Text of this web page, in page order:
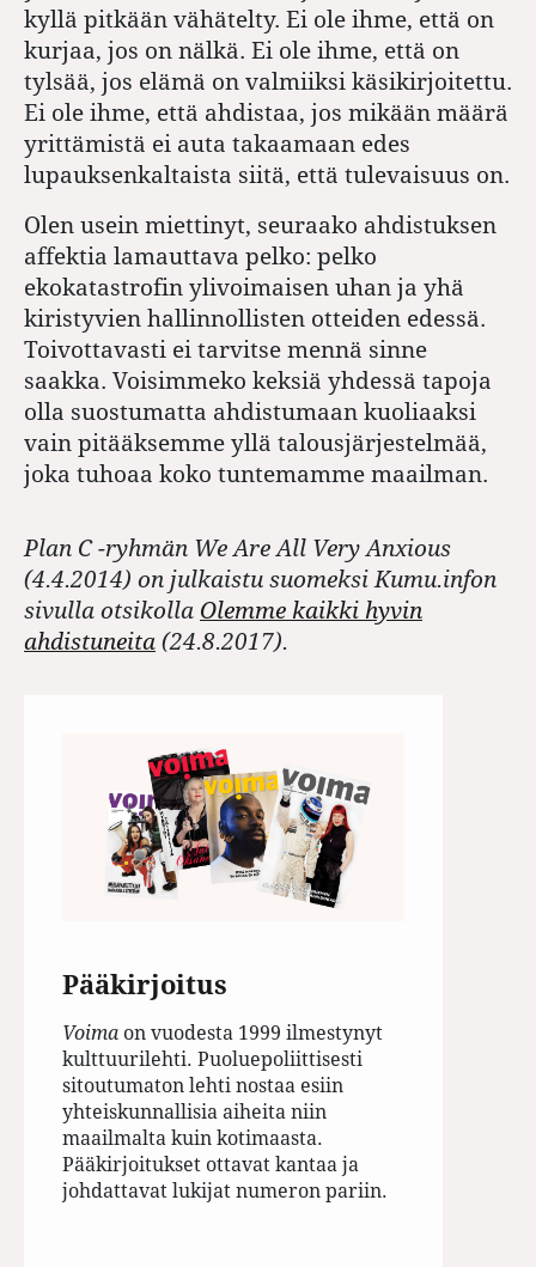
kyllä pitkään vähätelty. Ei ole ihme, että on
kurjaa, jos on nälkä. Ei ole ihme, että on
tylsää, jos elämä on valmiiksi käsikirjoitettu.
Ei ole ihme, että ahdistaa, jos mikään määrä
yrittämistä ei auta takaamaan edes
lupauksenkaltaista siitä, että tulevaisuus on.
Olen usein miettinyt, seuraako ahdistuksen
affektia lamauttava pelko: pelko
ekokatastrofin ylivoimaisen uhan ja yhä
kiristyvien hallinnollisten otteiden edessä.
Toivottavasti ei tarvitse mennä sinne
saakka. Voisimmeko keksiä yhdessä tapoja
olla suostumatta ahdistumaan kuoliaaksi
vain pitääksemme yllä talousjärjestelmää,
joka tuhoaa koko tuntemamme maailman.
Plan C -ryhmän We Are All Very Anxious
(4.4.2014) on julkaistu suomeksi Kumu.infon
sivulla otsikolla Olemme kaikki hyvin
ahdistuneita (24.8.2017).
Pääkirjoitus
Voima on vuodesta 1999 ilmestynyt
kulttuurilehti. Puoluepoliittisesti
sitoutumaton lehti nostaa esiin
yhteiskunnallisia aiheita niin
maailmalta kuin kotimaasta.
Pääkirjoitukset ottavat kantaa ja
johdattavat lukijat numeron pariin.